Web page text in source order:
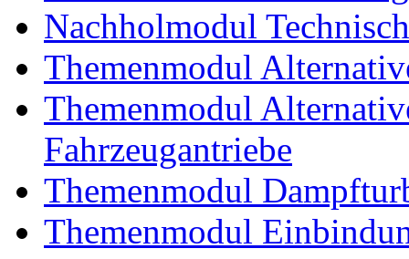
Nachholmodul
Themenmodul
Themenmodul
Fahrzeugantriebe
Themenmodul
Themenmodul